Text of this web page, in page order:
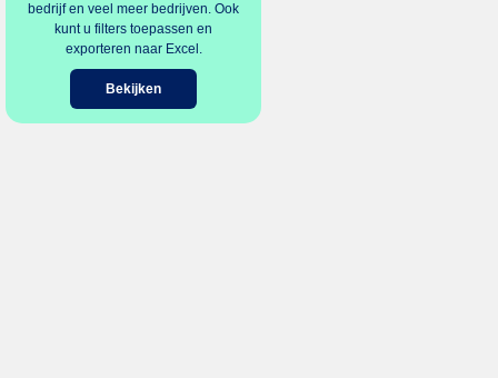
bedrijf en veel meer bedrijven. Ook
kunt u filters toepassen en
exporteren naar Excel.
Bekijken